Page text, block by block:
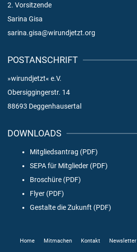
2. Vorsitzende
Sarina Gisa
sarina.gisa@wirundjetzt.org
POSTANSCHRIFT
»wirundjetzt« e.V.
Obersiggingerstr. 14
88693 Deggenhausertal
DOWNLOADS
Mitgliedsantrag (PDF)
SEPA für Mitglieder (PDF)
Broschüre (PDF)
Flyer (PDF)
Gestalte die Zukunft (PDF)
Home Mitmachen Kontakt Newsletter